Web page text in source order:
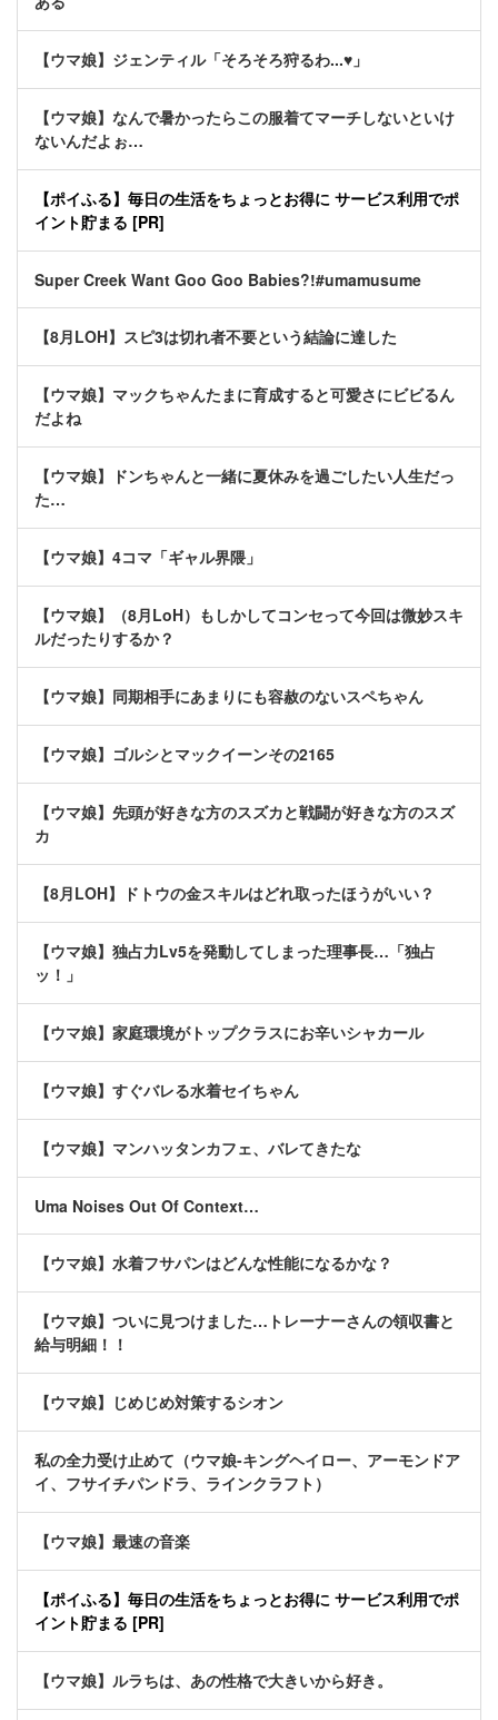
【ウマ娘】ジェンティル「そろそろ狩るわ...♥」
【ウマ娘】なんで暑かったらこの服着てマーチしないといけ
ないんだよぉ…
【ポイふる】毎日の生活をちょっとお得に サービス利用でポ
イント貯まる [PR]
Super Creek Want Goo Goo Babies?!#umamusume
【8月LOH】スピ3は切れ者不要という結論に達した
【ウマ娘】マックちゃんたまに育成すると可愛さにビビるん
だよね
【ウマ娘】ドンちゃんと一緒に夏休みを過ごしたい人生だっ
た…
【ウマ娘】4コマ「ギャル界隈」
【ウマ娘】（8月LoH）もしかしてコンセって今回は微妙スキ
ルだったりするか？
【ウマ娘】同期相手にあまりにも容赦のないスペちゃん
【ウマ娘】ゴルシとマックイーンその2165
【ウマ娘】先頭が好きな方のスズカと戦闘が好きな方のスズ
カ
【8月LOH】ドトウの金スキルはどれ取ったほうがいい？
【ウマ娘】独占力Lv5を発動してしまった理事長…「独占
ッ！」
【ウマ娘】家庭環境がトップクラスにお辛いシャカール
【ウマ娘】すぐバレる水着セイちゃん
【ウマ娘】マンハッタンカフェ、バレてきたな
Uma Noises Out Of Context…
【ウマ娘】水着フサパンはどんな性能になるかな？
【ウマ娘】ついに見つけました…トレーナーさんの領収書と
給与明細！！
【ウマ娘】じめじめ対策するシオン
私の全力受け止めて（ウマ娘-キングヘイロー、アーモンドア
イ、フサイチパンドラ、ラインクラフト）
【ウマ娘】最速の音楽
【ポイふる】毎日の生活をちょっとお得に サービス利用でポ
イント貯まる [PR]
【ウマ娘】ルラちは、あの性格で大きいから好き。